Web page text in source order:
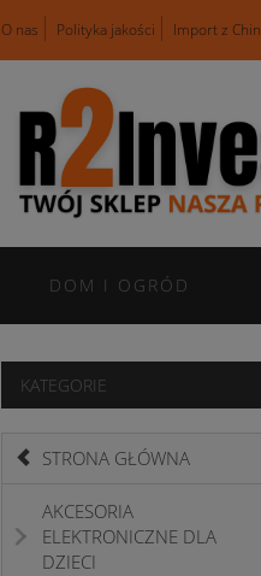
O nas Polityka jakości Import z Chin
DOM I OGRÓD
KATEGORIE
STRONA GŁÓWNA
AKCESORIA
ELEKTRONICZNE DLA
DZIECI